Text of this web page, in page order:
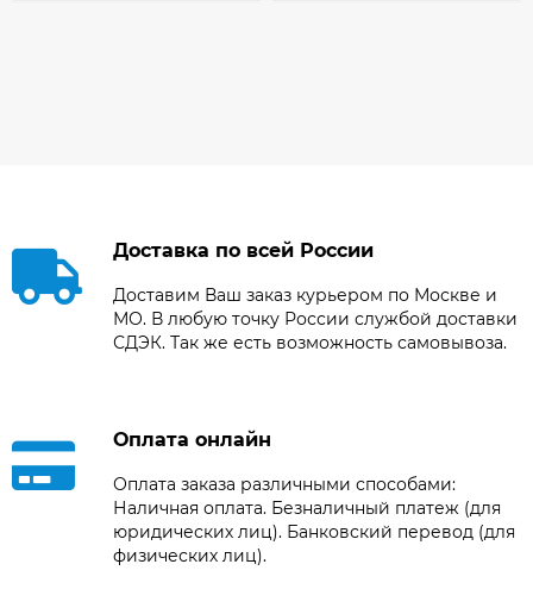
Доставка по всей России
Доставим Ваш заказ курьером по Москве и
МО. В любую точку России службой доставки
СДЭК. Так же есть возможность самовывоза.
Оплата онлайн
Оплата заказа различными способами:
Наличная оплата. Безналичный платеж (для
юридических лиц). Банковский перевод (для
физических лиц).